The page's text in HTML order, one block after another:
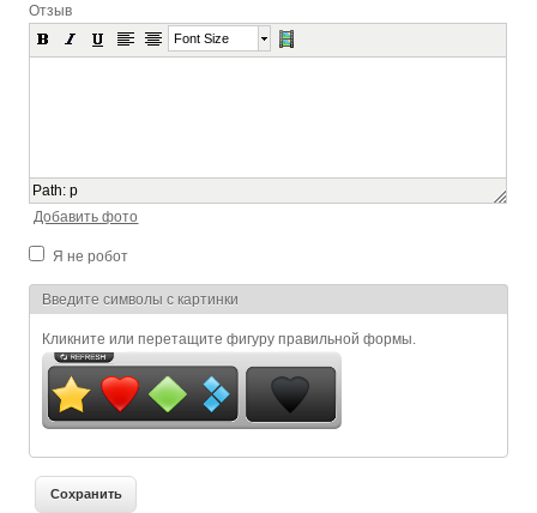
Отзыв
Font Size
Path:p
Добавить фото
Я не робот
Я спамер
Введите символы с картинки
Кликните или перетащите фигуру правильной формы.